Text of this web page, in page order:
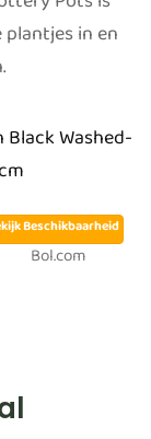
in en
Washed-
Beschikbaarheid
Bol.com